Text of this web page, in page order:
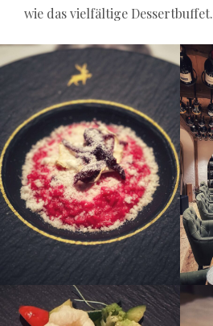
wie das vielfältige Dessertbuffet.